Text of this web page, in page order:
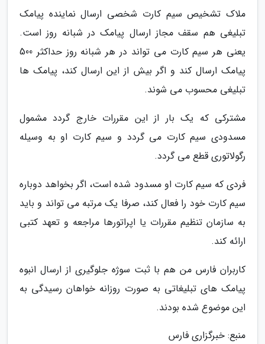
ملاک تشخیص سیم کارت شخصی ارسال نماینده پیامک
تبلیغی هم سقف مجاز ارسال پیامک در شبانه روز است.
یعنی هر سیم کارت می تواند در هر شبانه روز حداکثر 500
پیامک ارسال کند و اگر بیش از این ارسال کند، پیامک ها
تبلیغی محسوب می شوند.
مشترکی که یک بار از این مقررات خارج گردد مشمول
مسدودی سیم کارت می گردد و سیم کارت او به وسیله
رگولاتوری قطع می گردد.
فردی که سیم کارت او مسدود شده است، اگر بخواهد دوباره
سیم کارت خود را فعال کند، صرفا یک مرتبه می تواند و باید
به سازمان تنظیم مقررات یا اپراتورها مراجعه و تعهد کتبی
ارائه کند.
کاربران فارس من هم با ثبت سوژه جلوگیری از ارسال انبوه
پیامک های تبلیغاتی به صورت روزانه خواهان رسیدگی به
این موضوع شده بودند.
منبع: خبرگزاری فارس